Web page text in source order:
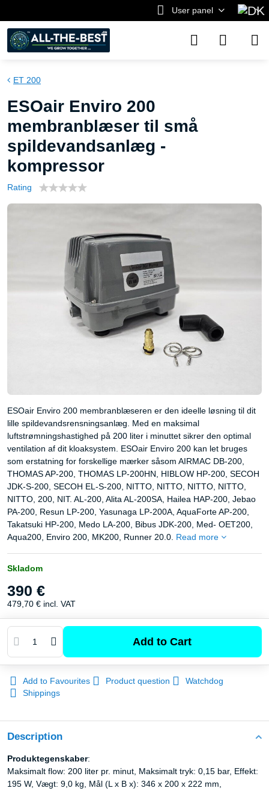
User panel
ET 200
ESOair Enviro 200
membranblæser til små
spildevandsanlæg -
kompressor
Rating
ESOair Enviro 200 membranblæseren er den ideelle løsning til dit
lille spildevandsrensningsanlæg. Med en maksimal
luftstrømningshastighed på 200 liter i minuttet sikrer den optimal
ventilation af dit kloaksystem. ESOair Enviro 200 kan let bruges
som erstatning for forskellige mærker såsom AIRMAC DB-200,
THOMAS AP-200, THOMAS LP-200HN, HIBLOW HP-200, SECOH
JDK-S-200, SECOH EL-S-200, NITTO, NITTO, NITTO, NITTO,
NITTO, 200, NIT. AL-200, Alita AL-200SA, Hailea HAP-200, Jebao
PA-200, Resun LP-200, Yasunaga LP-200A, AquaForte AP-200,
Takatsuki HP-200, Medo LA-200, Bibus JDK-200, Med- OET200,
Aqua200, Enviro 200, MK200, Runner 20.0. Read more
Skladom
390 €
479,70 € incl. VAT
Add to Cart
Add to Favourites Product question
Watchdog
Shippings
Description
Produktegenskaber:
Maksimalt flow: 200 liter pr. minut, Maksimalt tryk: 0,15 bar, Effekt:
195 W, Vægt: 9,0 kg, Mål (L x B x): 346 x 200 x 222 mm,